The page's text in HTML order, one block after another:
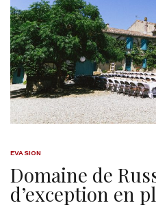
EVASION
Domaine de
d’exception en